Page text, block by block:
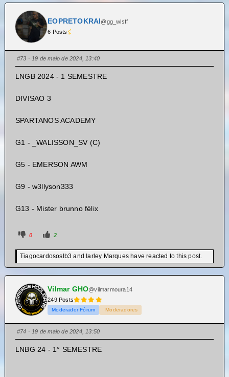
EOPRETOKRAI@gg_wlsff
6 Posts
#73 · 19 de maio de 2024, 13:40
LNGB 2024 - 1 SEMESTRE
DIVISAO 3
SPARTANOS ACADEMY
G1 - _WALISSON_SV (C)
G5 - EMERSON AWM
G9 - w3llyson333
G13 - Mister brunno félix
0 2
Tiagocardososlb3 and Iarley Marques have reacted to this post.
Vilmar GHO@vilmarmoura14
249 Posts
Moderador Fórum Moderadores
#74 · 19 de maio de 2024, 13:50
LNBG 24 - 1° SEMESTRE